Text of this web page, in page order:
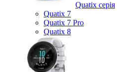
Quatix серія
Quatix 7
Quatix 7 Pro
Quatix 8